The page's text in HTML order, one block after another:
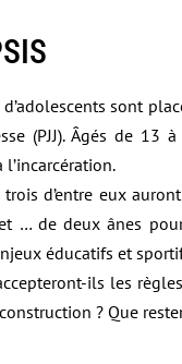
sont
(PJJ). Âgés de
trois d’entre eux
… de deux ânes
éducatifs et
ils les
? Que